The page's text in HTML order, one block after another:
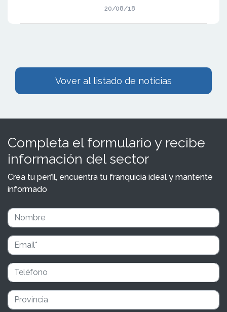
20/08/18
Vover al listado de noticias
Completa el formulario y recibe
información del sector
Crea tu perfil, encuentra tu franquicia ideal y mantente
informado